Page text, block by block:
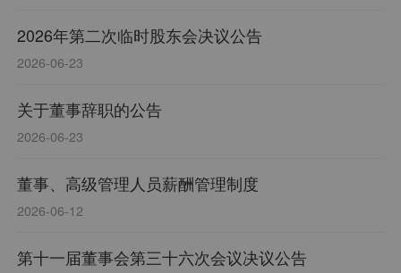
2026年第二次临时股东会决议公告
2026-06-23
关于董事辞职的公告
2026-06-23
董事、高级管理人员薪酬管理制度
2026-06-12
第十一届董事会第三十六次会议决议公告